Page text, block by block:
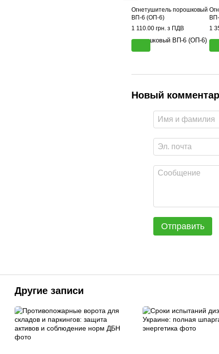
Огнетушитель порошковый
ВП-6 (ОП-6)
1 110.00 грн. з ПДВ
1
Новый
Отправить
Другие записи